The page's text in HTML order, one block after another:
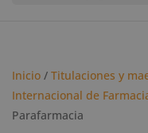
Inicio / Titulaciones y
Internacional de
Parafarmacia